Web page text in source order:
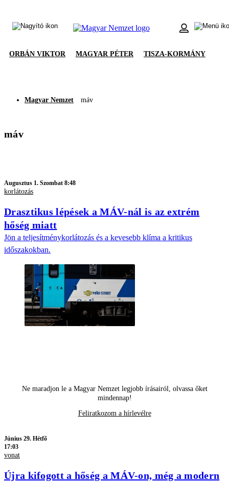
ORBÁN VIKTOR MAGYAR PÉTER TISZA-KORMÁNY
Magyar Nemzet máv
máv
Augusztus 1. Szombat 8:48
korlátozás
Drasztikus lépések a MÁV-nál is az extrém
hőség miatt
Jön a teljesítménykorlátozás és a kevesebb klíma a kritikus
időszakokban.
Ne maradjon le a Magyar Nemzet legjobb írásairól, olvassa őket
mindennap!
Feliratkozom a hírlevélre
Június 29. Hétfő
17:03
vonat
Újra kifogott a hőség a MÁV-on, még a modern